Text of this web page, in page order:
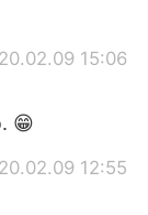
15:06
😁
12:55